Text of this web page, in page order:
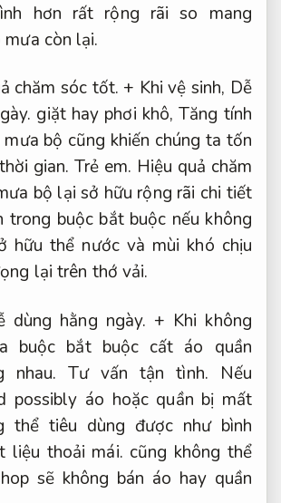
hơn rất rộng rãi so mang
còn lại.
chăm sóc tốt. + Khi vệ sinh, Dễ
giặt hay phơi khô,Tăng tính
mưa bộ cũng khiến chúng ta tốn
gian. Trẻ em. Hiệu quả chăm
bộ lại sở hữu rộng rãi chi tiết
trong buộc bắt buộc nếu không
hữu thể nước và mùi khó chịu
lại trên thớ vải.
dùng hằng ngày. + Khi không
buộc bắt buộc cất áo quần
nhau. Tư vấn tận tình. Nếu
possibly áo hoặc quần bị mất
thể tiêu dùng được như bình
liệu thoải mái. cũng không thể
sẽ không bán áo hay quần